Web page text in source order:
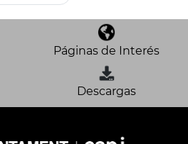
Páginas de Interés
Descargas